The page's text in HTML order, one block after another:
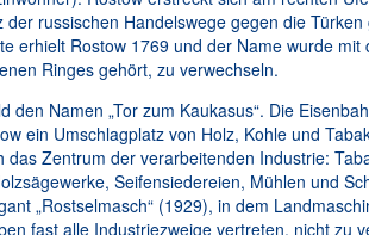
russischen Handelswege gegen die
erhielt Rostow 1769 und der Name wurde
Ringes gehört, zu verwechseln.
Namen „Tor zum Kaukasus“. Die
ein Umschlagplatz von Holz, Kohle und
Zentrum der verarbeitenden Industrie:
Seifensiedereien, Mühlen und
„Rostselmasch“ (1929), in dem
fast alle Industriezweige vertreten, nicht zu